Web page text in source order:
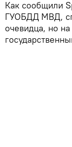
Как сообщили
ГУОБДД МВД,
очевидца, но